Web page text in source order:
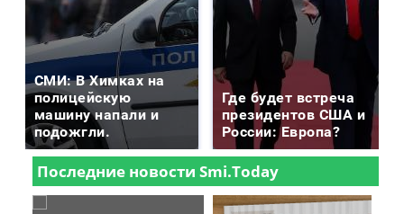
СМИ: В Химках на
полицейскую
машину напали и
подожгли.
Где будет встреча
президентов США и
России: Европа?